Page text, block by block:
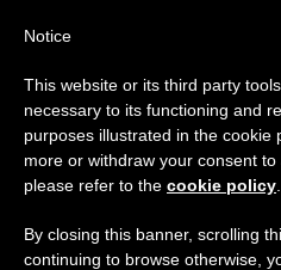
Aviso importante
Del 27 de julio al 7 de
anual, aprovechando que
se generan menos
Notice
This website or its third party
necessary to its functioning and
purposes illustrated in the cookie
more or withdraw your consent
please refer to the cookie policy
By closing this banner, scrolling
continuing to browse otherwise,